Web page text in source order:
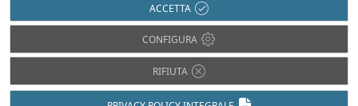
Infobuild è testata registrata presso il Tribunale di Milano al n° 63
dell’8/3/2013 - ISSN 2282-2267
© 2000-2026 Infoweb srl - P.IVA 13155920153 - Tutti i diritti
riservati |Privacy
ACCETTA
CONFIGURA
RIFIUTA